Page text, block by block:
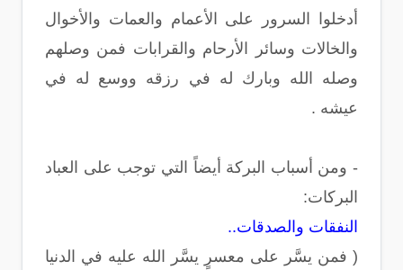
أدخلوا السرور على الأعمام والعمات والأخوال
والخالات وسائر الأرحام والقرابات فمن وصلهم
وصله الله وبارك له في رزقه ووسع له في
عيشه .
- ومن أسباب البركة أيضاً التي توجب على العباد
البركات:
النفقات والصدقات..
( فمن يسَّر على معسرٍ يسَّر الله عليه في الدنيا